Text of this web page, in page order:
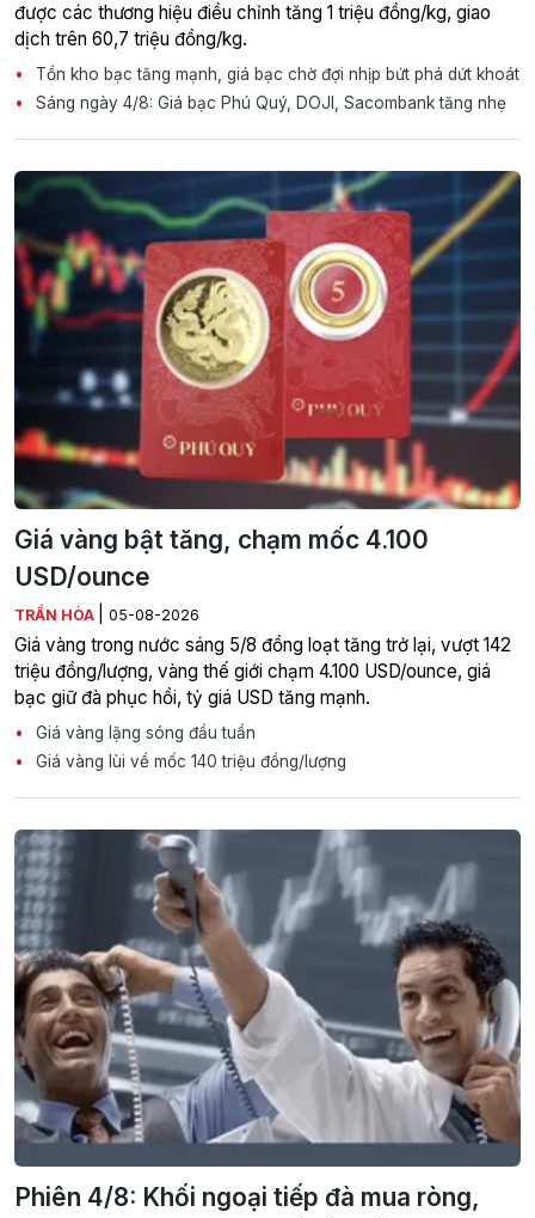
được các thương hiệu điều chỉnh tăng 1 triệu đồng/kg, giao
dịch trên 60,7 triệu đồng/kg.
Tồn kho bạc tăng mạnh, giá bạc chờ đợi nhịp bứt phá dứt khoát
Sáng ngày 4/8: Giá bạc Phú Quý, DOJI, Sacombank tăng nhẹ
Giá vàng bật tăng, chạm mốc 4.100
USD/ounce
TRẦN HÒA 05-08-2026
Giá vàng trong nước sáng 5/8 đồng loạt tăng trở lại, vượt 142
triệu đồng/lượng, vàng thế giới chạm 4.100 USD/ounce, giá
bạc giữ đà phục hồi, tỷ giá USD tăng mạnh.
Giá vàng lặng sóng đầu tuần
Giá vàng lùi về mốc 140 triệu đồng/lượng
Phiên 4/8: Khối ngoại tiếp đà mua ròng,